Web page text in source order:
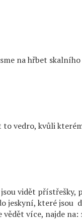
na hřbet
vedro, kvůli
jsou vidět
jeskyní, které jsou
vědět více, najde